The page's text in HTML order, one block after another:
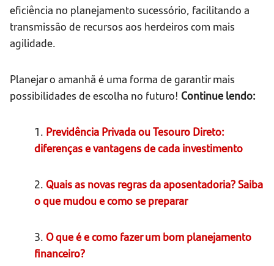
eficiência no planejamento sucessório, facilitando a
transmissão de recursos aos herdeiros com mais
agilidade.
Planejar o amanhã é uma forma de garantir mais
possibilidades de escolha no futuro! Continue lendo:
1. Previdência Privada ou Tesouro Direto:
diferenças e vantagens de cada investimento
2. Quais as novas regras da aposentadoria? Saiba
o que mudou e como se preparar
3. O que é e como fazer um bom planejamento
financeiro?